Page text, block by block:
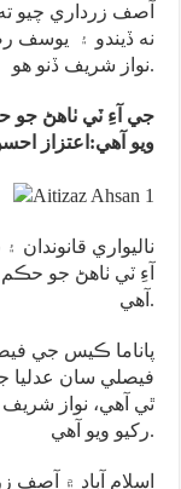
آصف زرداري چيو
نه ڏيندو ۽ يوسف
نواز شريف ڏنو هو.
جي آءِ ٽي ٺاهڻ جو
ويو آهي:اعتزاز
ناليواري
آءِ ٽي ٺاهڻ جو
آهي.
پاناما ڪيس جي
فيصلي سان عدليا
ٿي آهي، نواز
رکيو ويو آهي.
اسلام آباد ۾